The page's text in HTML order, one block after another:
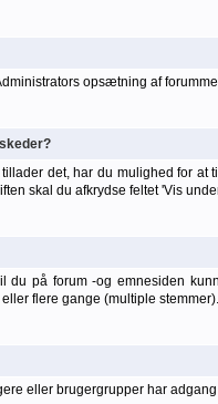
opsætning af
det, har du mulighed for
skal du afkrydse feltet 'Vis
du på forum -og emnesiden
flere gange (multiple stemmer).
eller brugergrupper har